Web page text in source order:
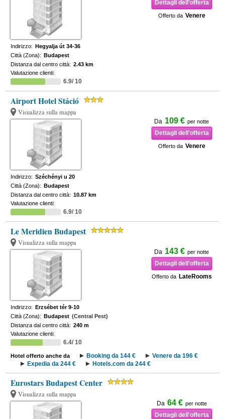
Dettagli dell'offerta
Offerto da Venere
Indirizzo: Hegyalja út 34-36
Città (Zona): Budapest
Distanza dal centro città: 2.43 km
Valutazione clienti:
6.9/ 10
Airport Hotel Stáció
Visualizza sulla mappa
Da 109 € per notte
Dettagli dell'offerta
Offerto da Venere
Indirizzo: Széchényi u 20
Città (Zona): Budapest
Distanza dal centro città: 10.87 km
Valutazione clienti:
6.9/ 10
Le Meridien Budapest
Visualizza sulla mappa
Da 143 € per notte
Dettagli dell'offerta
Offerto da LateRooms
Indirizzo: Erzsébet tér 9-10
Città (Zona): Budapest (Central Pest)
Distanza dal centro città: 240 m
Valutazione clienti:
6.4/ 10
Hotel offerto anche da Booking da 144 €
Venere da 196 €
Expedia da 244 €
Hotels.com da 244 €
Eurostars Budapest Center
Visualizza sulla mappa
Da 64 € per notte
Dettagli dell'offerta